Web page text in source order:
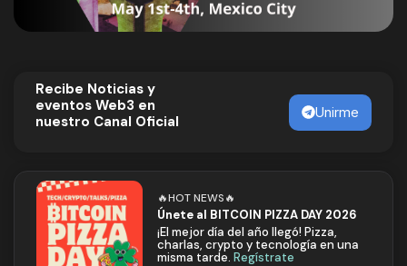
Recibe Noticias y
eventos Web3 en
nuestro Canal Oficial
Unirme
🔥HOT NEWS🔥
Únete al BITCOIN PIZZA DAY 2026
¡El mejor día del año llegó! Pizza,
charlas, crypto y tecnología en una
misma tarde.Regístrate